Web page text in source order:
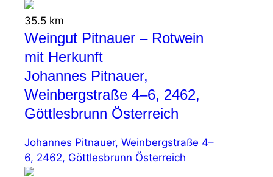
35.5 km
Weingut Pitnauer – Rotwein
mit Herkunft
Johannes Pitnauer,
Weinbergstraße 4–6, 2462,
Göttlesbrunn Österreich
Johannes Pitnauer, Weinbergstraße 4–
6, 2462, Göttlesbrunn Österreich